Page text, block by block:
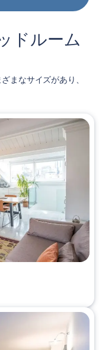
ドルーム
まなサイズがあり、